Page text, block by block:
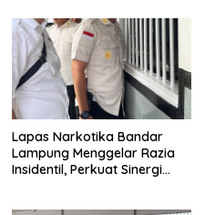
Halinar
Lapas Narkotika Bandar
Lampung Menggelar Razia
Insidentil, Perkuat Sinergi